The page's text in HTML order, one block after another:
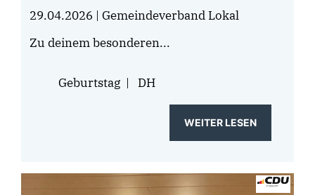
29.04.2026 | Gemeindeverband Lokal
Zu deinem besonderen...
Geburtstag| DH
WEITER LESEN